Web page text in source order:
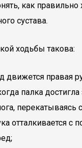
как правильно
сустава.
ходьбы такова:
движется правая
палка
перекатываясь
отталкивается с